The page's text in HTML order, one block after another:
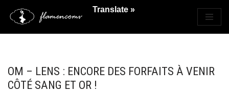
Saltar
OM – LENS : ENCORE DES FORFAITS À VENIR
CÔTÉ SANG ET OR !
Translate »